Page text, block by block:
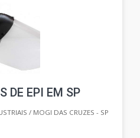
DE EPI EM SP
/ MOGI DAS CRUZES - SP